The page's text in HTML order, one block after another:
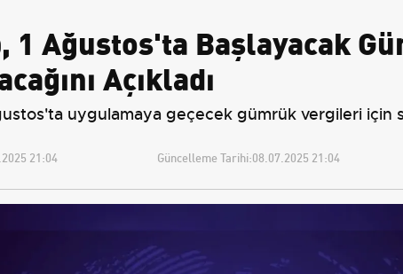
1 Ağustos'ta Başlayacak
Açıkladı
uygulamaya geçecek gümrük vergileri için
21:04 Güncelleme Tarihi:08.07.2025 21:04